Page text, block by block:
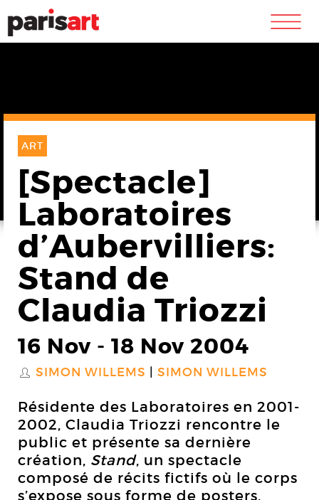
m
ART
[Spectacle]
Laboratoires
d’Aubervilliers:
Stand de
Claudia Triozzi
16 Nov - 18 Nov 2004
S SIMON WILLEMS SIMON WILLEMS
Résidente des Laboratoires en 2001-
2002, Claudia Triozzi rencontre le
public et présente sa dernière
création, Stand, un spectacle
composé de récits fictifs où le corps
s’expose sous forme de posters.